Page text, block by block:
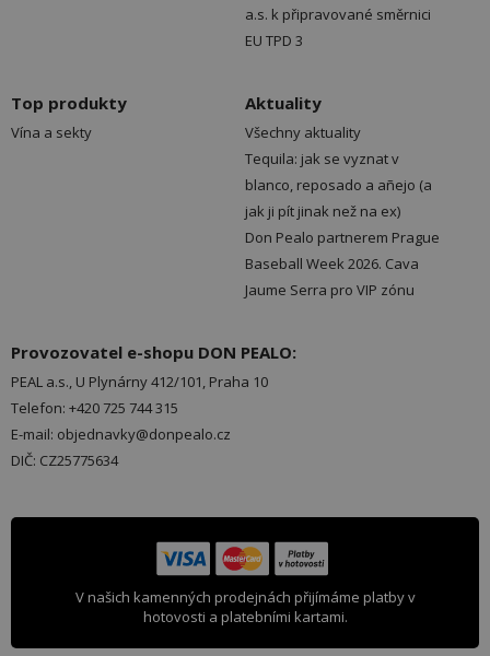
a.s. k připravované směrnici
EU TPD 3
Top produkty
Vína a sekty
Aktuality
Všechny aktuality
Tequila: jak se vyznat v
blanco, reposado a añejo (a
jak ji pít jinak než na ex)
Don Pealo partnerem Prague
Baseball Week 2026. Cava
Jaume Serra pro VIP zónu
Provozovatel e-shopu DON PEALO:
PEAL a.s., U Plynárny 412/101, Praha 10
Telefon: +420 725 744 315
E-mail: objednavky@donpealo.cz
DIČ: CZ25775634
V našich kamenných prodejnách přijímáme platby v
hotovosti a platebními kartami.